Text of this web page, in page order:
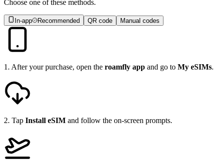
Choose one of these methods.
In-app Recommended QR code Manual codes
1. After your purchase, open the roamfly app and go to My eSIMs.
2. Tap Install eSIM and follow the on-screen prompts.